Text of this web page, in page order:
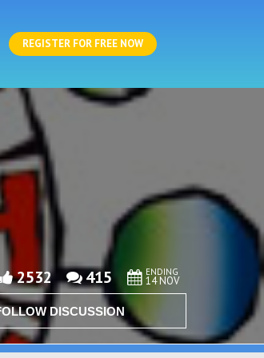
REGISTER FOR FREE NOW
2532 415 ENDING
14 NOV
DISCUSSION